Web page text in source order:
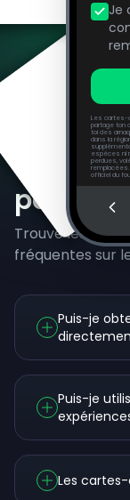
Je
Les cartes-
partage ton
toi des
dans la
espèces ni
perdues,
officiel du
posées
Trouve les
fréquentes sur
Puis-je
Puis-je
Les